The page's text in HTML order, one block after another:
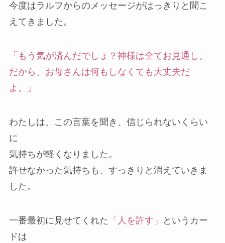
今度はラルフからのメッセージがはっきりと聞こ
えてきました。
「もう気が済んだでしょ？神様は全てお見通し。
だから、お母さんは何もしなくても大丈夫だ
よ。」
わたしは、この言葉を聞き、信じられないくらい
に
気持ちが軽くなりました。
許せなかった気持ちも、すっきりと消えていきま
した。
一番最初に見せてくれた 「人を許す」
というカー
ドは